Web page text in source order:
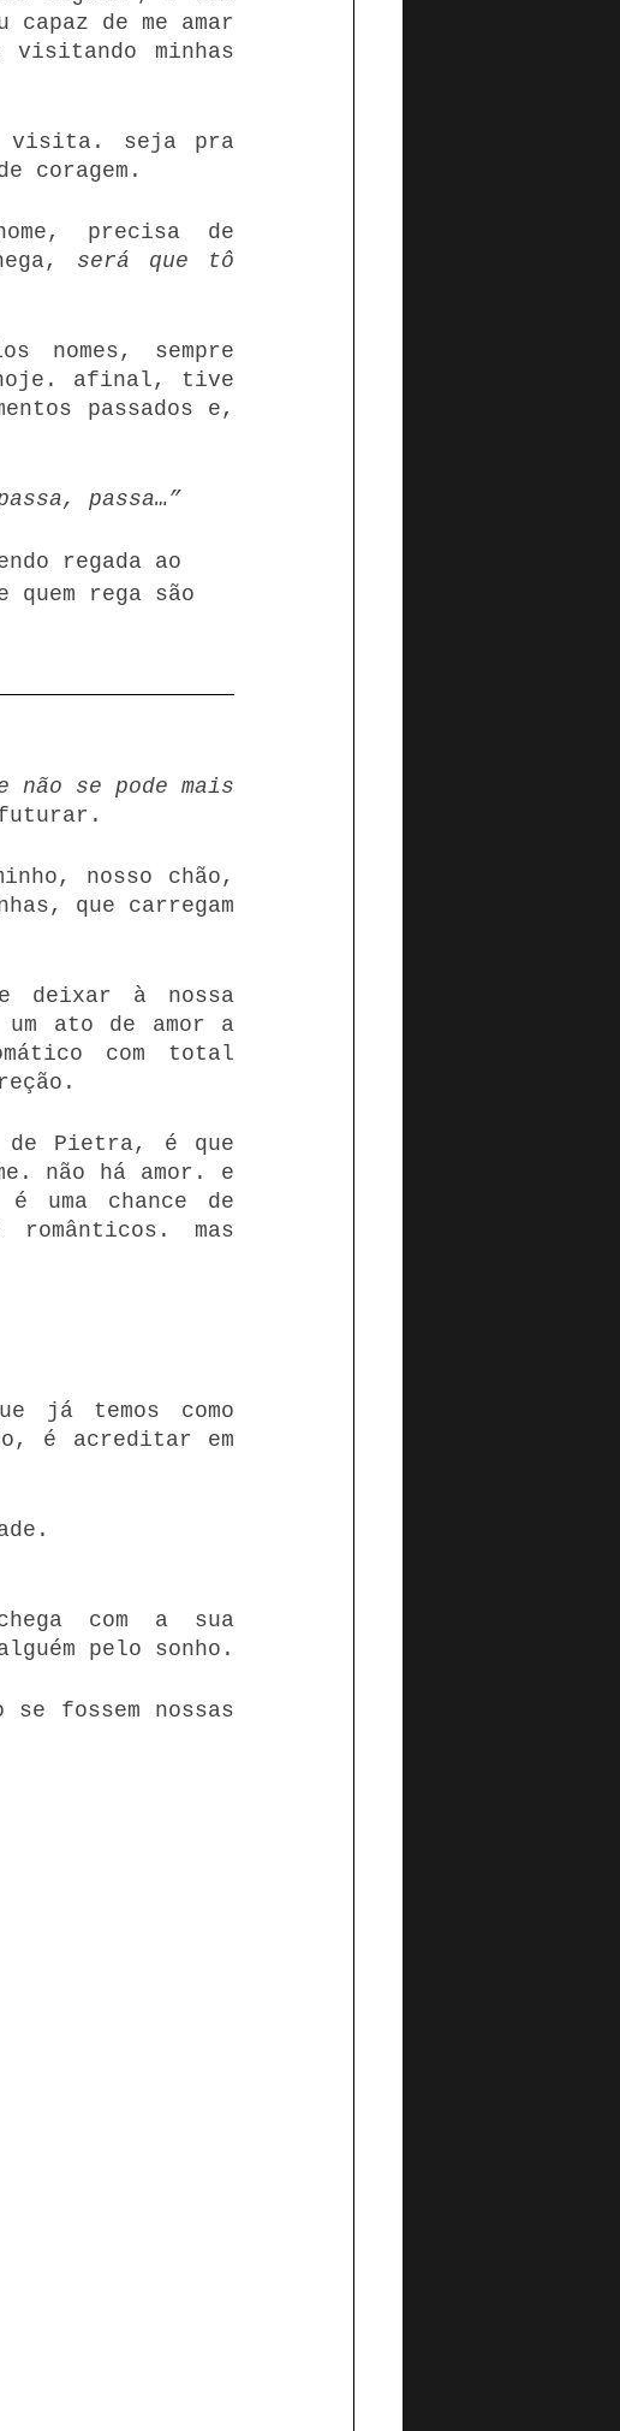
de me amar
visitando minhas
visita. seja pra
coragem.
precisa de
será que tô
sempre
hoje. afinal, tive
passados e,
passa…”
regada ao
quem rega são
não se pode mais
nosso chão,
que carregam
deixar à nossa
ato de amor a
com total
de Pietra, é que
não há amor. e
uma chance de
românticos. mas
já temos como
é acreditar em
com a sua
pelo sonho.
se fossem nossas